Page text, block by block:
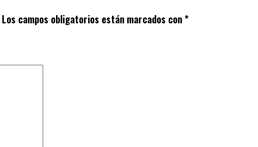
Los campos obligatorios están marcados con*